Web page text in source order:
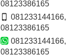
08123386165
081233144166,
08123386165
081233144166,
08123386165